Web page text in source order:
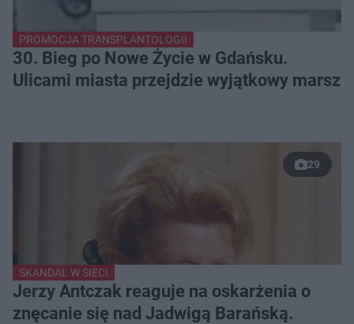
PROMOCJA TRANSPLANTOLOGII
30. Bieg po Nowe Życie w Gdańsku.
Ulicami miasta przejdzie wyjątkowy marsz
29
SKANDAL W SIECI
Jerzy Antczak reaguje na oskarżenia o
znęcanie się nad Jadwigą Barańską.